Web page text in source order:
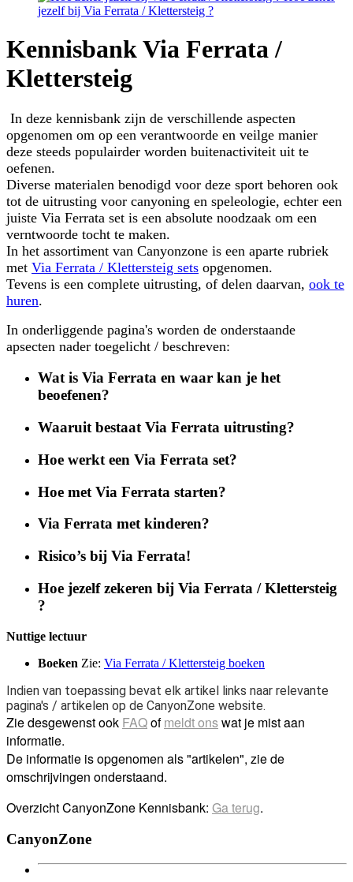
jezelf bij Via Ferrata / Klettersteig ?
Kennisbank Via Ferrata /
Klettersteig
In deze kennisbank zijn de verschillende aspecten
opgenomen om op een verantwoorde en veilge manier
deze steeds populairder worden buitenactiviteit uit te
oefenen.
Diverse materialen benodigd voor deze sport behoren ook
tot de uitrusting voor canyoning en speleologie, echter een
juiste Via Ferrata set is een absolute noodzaak om een
verntwoorde tocht te maken.
In het assortiment van Canyonzone is een aparte rubriek
met Via Ferrata / Klettersteig sets opgenomen.
Tevens is een complete uitrusting, of delen daarvan, ook te
huren.
In onderliggende pagina's worden de onderstaande
apsecten nader toegelicht / beschreven:
Wat is Via Ferrata en waar kan je het
beoefenen?
Waaruit bestaat Via Ferrata uitrusting?
Hoe werkt een Via Ferrata set?
Hoe met Via Ferrata starten?
Via Ferrata met kinderen?
Risico’s bij Via Ferrata!
Hoe jezelf zekeren bij Via Ferrata / Klettersteig
?
Nuttige lectuur
Boeken Zie: Via Ferrata / Klettersteig boeken
Indien van toepassing bevat elk artikel links naar relevante
pagina's / artikelen op de CanyonZone website.
Zie desgewenst ook FAQofmeldt onswat je mist aan
informatie.
De informatie is opgenomen als "artikelen", zie de
omschrijvingen onderstaand.
Overzicht CanyonZone Kennisbank: Ga terug.
CanyonZone